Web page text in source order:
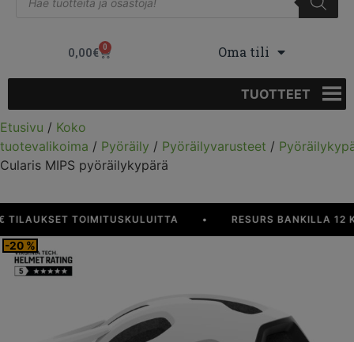
0,00€ 0 Oma tili
TUOTTEET
Etusivu / Koko
tuotevalikoima / Pyöräily / Pyöräilyvarusteet /
Cularis MIPS pyöräilykypärä
TOIMITUSKULUITTA • RESURS BANKILLA 12 KK
-20 %